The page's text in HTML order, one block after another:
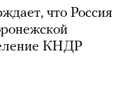
что Россия
КНДР